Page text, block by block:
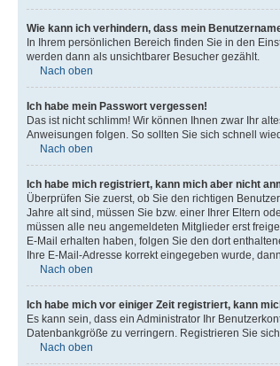
Wie kann ich verhindern, dass mein
In Ihrem persönlichen Bereich finden Sie in den
werden dann als unsichtbarer Besucher gezählt.
Nach oben
Ich habe mein Passwort vergessen!
Das ist nicht schlimm! Wir können Ihnen zwar Ihr
Anweisungen folgen. So sollten Sie sich schnell
Nach oben
Ich habe mich registriert, kann mich aber nicht
Überprüfen Sie zuerst, ob Sie den richtigen
Jahre alt sind, müssen Sie bzw. einer Ihrer Eltern
müssen alle neu angemeldeten Mitglieder erst
E-Mail erhalten haben, folgen Sie den dort
Ihre E-Mail-Adresse korrekt eingegeben wurde,
Nach oben
Ich habe mich vor einiger Zeit registriert, kann
Es kann sein, dass ein Administrator Ihr
Datenbankgröße zu verringern. Registrieren Sie
Nach oben